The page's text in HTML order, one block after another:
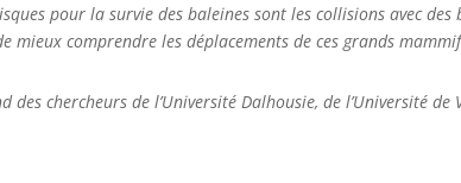
pour la survie des baleines sont les collisions avec
mieux comprendre les déplacements de ces grands
des chercheurs de l’Université Dalhousie, de l’Université